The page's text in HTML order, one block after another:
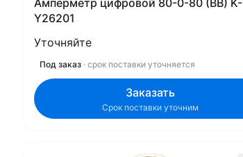
Амперметр цифровой 80-0-80 (BB) K-
Y26201
Уточняйте
Под заказ · срок поставки уточняется
Заказать
Срок поставки уточним